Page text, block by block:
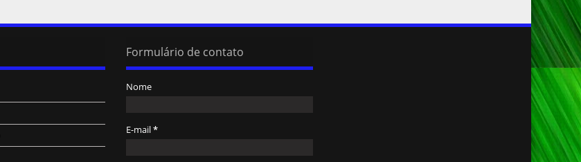
Formulário de contato
Nome
E-mail*